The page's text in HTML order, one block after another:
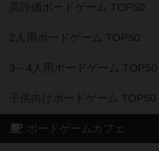
高評価ボードゲーム TOP50
2人用ボードゲーム TOP50
3～4人用ボードゲーム TOP50
子供向けボードゲーム TOP50
ボードゲームカフェ